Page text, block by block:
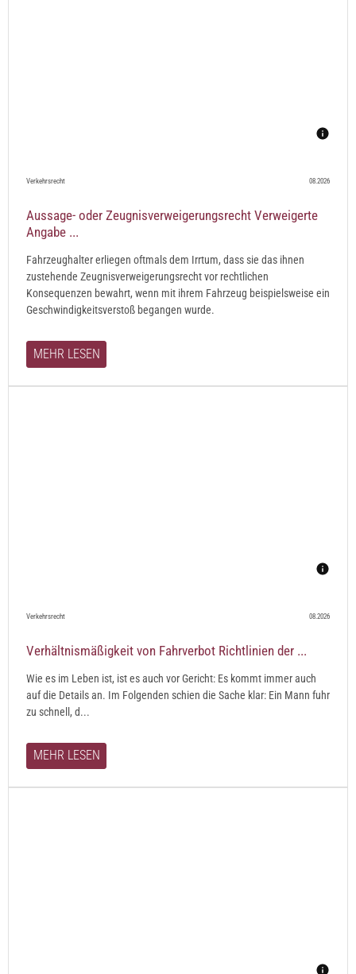
Verkehrsrecht 08.2026
Aussage- oder Zeugnisverweigerungsrecht Verweigerte
Angabe ...
Fahrzeughalter erliegen oftmals dem Irrtum, dass sie das ihnen
zustehende Zeugnisverweigerungsrecht vor rechtlichen
Konsequenzen bewahrt, wenn mit ihrem Fahrzeug beispielsweise ein
Geschwindigkeitsverstoß begangen wurde.
MEHR LESEN
Verkehrsrecht 08.2026
Verhältnismäßigkeit von Fahrverbot Richtlinien der ...
Wie es im Leben ist, ist es auch vor Gericht: Es kommt immer auch
auf die Details an. Im Folgenden schien die Sache klar: Ein Mann fuhr
zu schnell, d...
MEHR LESEN